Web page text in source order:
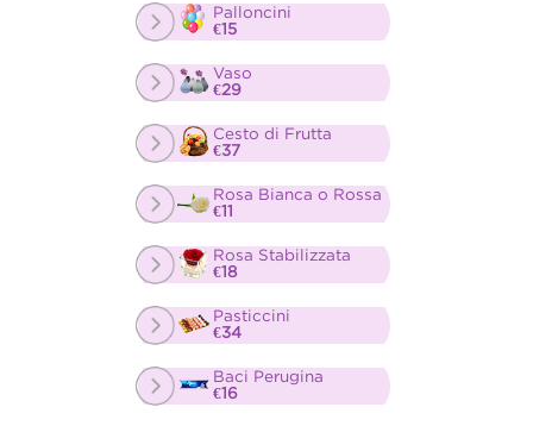
Palloncini
€15
Vaso
€29
Cesto di Frutta
€37
Rosa Bianca o Rossa
€11
Rosa Stabilizzata
€18
Pasticcini
€34
Baci Perugina
€16